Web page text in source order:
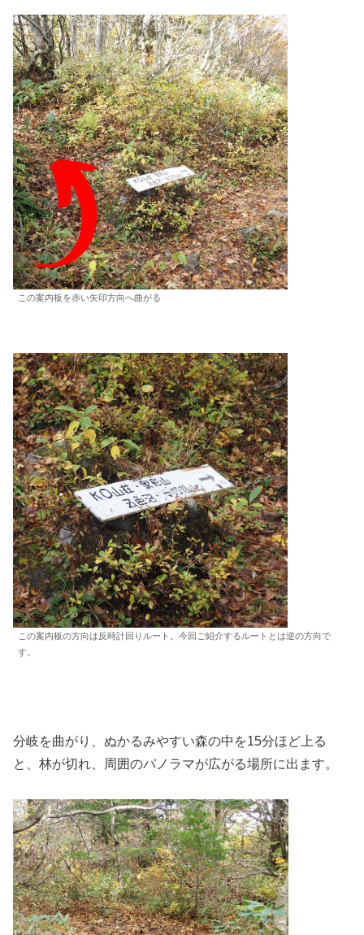
この案内板を赤い矢印方向へ曲がる
この案内板の方向は反時計回りルート。今回ご紹介するルートとは逆の方向で
す。
分岐を曲がり、ぬかるみやすい森の中を15分ほど上る
と、林が切れ、周囲のパノラマが広がる場所に出ます。